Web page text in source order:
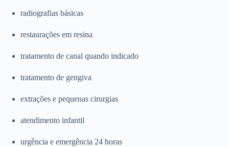
radiografias básicas
restaurações em resina
tratamento de canal quando indicado
tratamento de gengiva
extrações e pequenas cirurgias
atendimento infantil
urgência e emergência 24 horas